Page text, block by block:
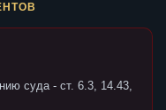
суда - ст. 6.3, 14.43,